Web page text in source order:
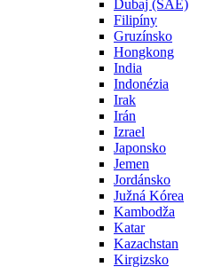
Dubaj (SAE)
Filipíny
Gruzínsko
Hongkong
India
Indonézia
Irak
Irán
Izrael
Japonsko
Jemen
Jordánsko
Južná Kórea
Kambodža
Katar
Kazachstan
Kirgizsko